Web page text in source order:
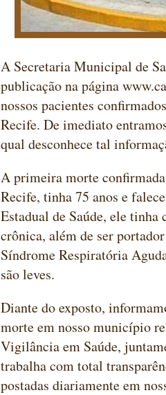
A Secretaria Municipal de
publicação na página
nossos pacientes
Recife. De imediato
qual desconhece tal
A primeira morte
Recife, tinha 75 anos e
Estadual de Saúde, ele
crônica, além de ser
Síndrome Respiratória
são leves.
Diante do exposto,
morte em nosso município
Vigilância em Saúde,
trabalha com total
postadas diariamente em